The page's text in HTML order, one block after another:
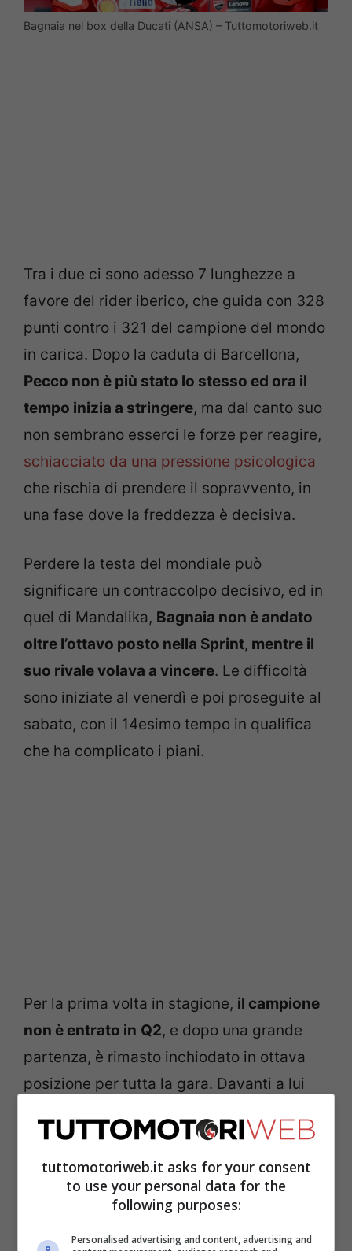
Bagnaia nel box della Ducati (ANSA) – Tuttomotoriweb.it
Tra i due ci sono adesso 7 lunghezze a
favore del rider iberico, che guida con 328
punti contro i 321 del campione del mondo
in carica. Dopo la caduta di Barcellona,
Pecco non è più stato lo stesso ed ora il
tempo inizia a stringere, ma dal canto suo
non sembrano esserci le forze per reagire,
schiacciato da una pressione psicologica
che rischia di prendere il sopravvento, in
una fase dove la freddezza è decisiva.
Perdere la testa del mondiale può
significare un contraccolpo decisivo, ed in
quel di Mandalika, Bagnaia non è andato
oltre l’ottavo posto nella Sprint, mentre il
suo rivale volava a vincere. Le difficoltà
sono iniziate al venerdì e poi proseguite al
sabato, con il 14esimo tempo in qualifica
che ha complicato i piani.
Per la prima volta in stagione, il campione
non è entrato in Q2, e dopo una grande
partenza, è rimasto inchiodato in ottava
posizione per tutta la gara. Davanti a lui
nessun ordine di squadra. Probabilmente,
in casa Ducati ci sarà da discutere.
Bagnaia, ecco le sue
tuttomotoriweb.it asks for your consent
to use your personal data for the
following purposes:
Personalised advertising and content, advertising and